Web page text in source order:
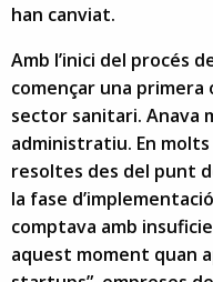
han canviat.
Amb l’inici del procés
començar una
sector sanitari. Anava
administratiu. En
resoltes des del punt
la fase
comptava amb
aquest moment quan